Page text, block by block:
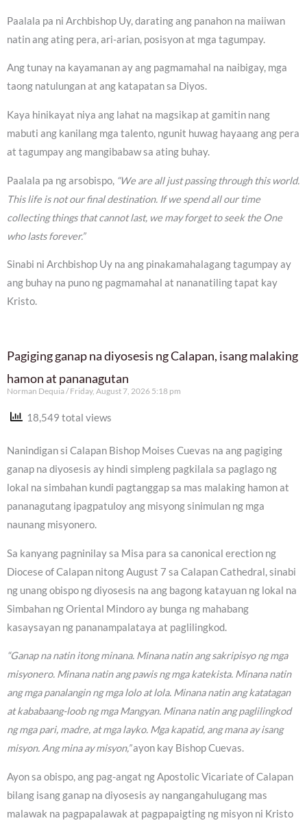
Paalala pa ni Archbishop Uy, darating ang panahon na maiiwan
natin ang ating pera, ari-arian, posisyon at mga tagumpay.
Ang tunay na kayamanan ay ang pagmamahal na naibigay, mga
taong natulungan at ang katapatan sa Diyos.
Kaya hinikayat niya ang lahat na magsikap at gamitin nang
mabuti ang kanilang mga talento, ngunit huwag hayaang ang pera
at tagumpay ang mangibabaw sa ating buhay.
Paalala pa ng arsobispo, “We are all just passing through this world.
This life is not our final destination. If we spend all our time
collecting things that cannot last, we may forget to seek the One
who lasts forever.”
Sinabi ni Archbishop Uy na ang pinakamahalagang tagumpay ay
ang buhay na puno ng pagmamahal at nananatiling tapat kay
Kristo.
Pagiging ganap na diyosesis ng Calapan, isang malaking
hamon at pananagutan
Norman Dequia Friday, August 7, 2026 5:18 pm
18,549 total views
Nanindigan si Calapan Bishop Moises Cuevas na ang pagiging
ganap na diyosesis ay hindi simpleng pagkilala sa paglago ng
lokal na simbahan kundi pagtanggap sa mas malaking hamon at
pananagutang ipagpatuloy ang misyong sinimulan ng mga
naunang misyonero.
Sa kanyang pagninilay sa Misa para sa canonical erection ng
Diocese of Calapan nitong August 7 sa Calapan Cathedral, sinabi
ng unang obispo ng diyosesis na ang bagong katayuan ng lokal na
Simbahan ng Oriental Mindoro ay bunga ng mahabang
kasaysayan ng pananampalataya at paglilingkod.
“Ganap na natin itong minana. Minana natin ang sakripisyo ng mga
misyonero. Minana natin ang pawis ng mga katekista. Minana natin
ang mga panalangin ng mga lolo at lola. Minana natin ang katatagan
at kababaang-loob ng mga Mangyan. Minana natin ang paglilingkod
ng mga pari, madre, at mga layko. Mga kapatid, ang mana ay isang
misyon. Ang mina ay misyon,”ayon kay Bishop Cuevas.
Ayon sa obispo, ang pag-angat ng Apostolic Vicariate of Calapan
bilang isang ganap na diyosesis ay nangangahulugang mas
malawak na pagpapalawak at pagpapaigting ng misyon ni Kristo